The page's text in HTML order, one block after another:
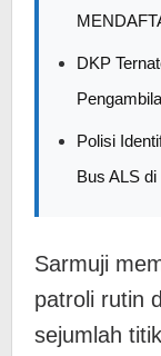
DKP
Polisi
Bus ALS
Sarmuji
patroli rutin
sejumlah